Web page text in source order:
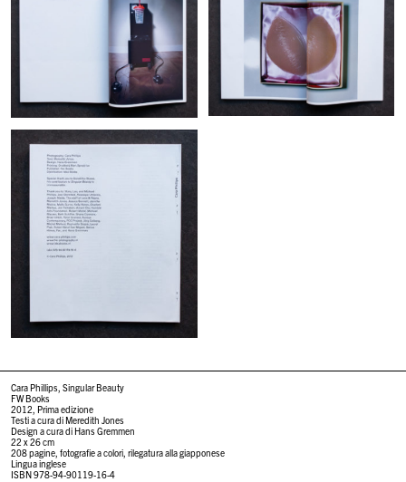
Cara Phillips, Singular Beauty
FW Books
2012, Prima edizione
Testi a cura di Meredith Jones
Design a cura di Hans Gremmen
22 x 26 cm
208 pagine, fotografie a colori, rilegatura alla giapponese
Lingua inglese
ISBN 978-94-90119-16-4